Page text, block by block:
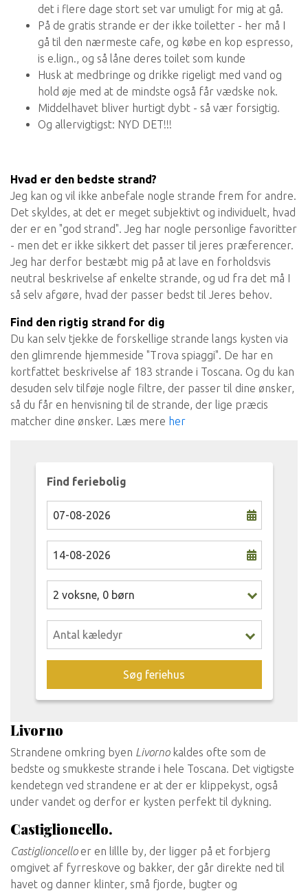
det i flere dage stort set var umuligt for mig at gå.
På de gratis strande er der ikke toiletter - her må I
gå til den nærmeste cafe, og købe en kop espresso,
is e.lign., og så låne deres toilet som kunde
Husk at medbringe og drikke rigeligt med vand og
hold øje med at de mindste også får vædske nok.
Middelhavet bliver hurtigt dybt - så vær forsigtig.
Og allervigtigst: NYD DET!!!
Hvad er den bedste strand?
Jeg kan og vil ikke anbefale nogle strande frem for andre.
Det skyldes, at det er meget subjektivt og individuelt, hvad
der er en "god strand". Jeg har nogle personlige favoritter
- men det er ikke sikkert det passer til jeres præferencer.
Jeg har derfor bestæbt mig på at lave en forholdsvis
neutral beskrivelse af enkelte strande, og ud fra det må I
så selv afgøre, hvad der passer bedst til Jeres behov.
Find den rigtig strand for dig
Du kan selv tjekke de forskellige strande langs kysten via
den glimrende hjemmeside "Trova spiaggi". De har en
kortfattet beskrivelse af 183 strande i Toscana. Og du kan
desuden selv tilføje nogle filtre, der passer til dine ønsker,
så du får en henvisning til de strande, der lige præcis
matcher dine ønsker. Læs mere her
Find feriebolig
2 voksne, 0 børn
Søg feriehus
Livorno
Strandene omkring byen Livornokaldes ofte som de
bedste og smukkeste strande i hele Toscana. Det vigtigste
kendetegn ved strandene er at der er klippekyst, også
under vandet og derfor er kysten perfekt til dykning.
Castiglioncello.
Castiglioncelloer en lillle by, der ligger på et forbjerg
omgivet af fyrreskove og bakker, der går direkte ned til
havet og danner klinter, små fjorde, bugter og